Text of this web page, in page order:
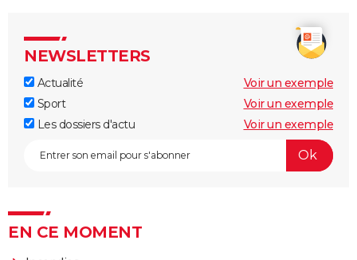
NEWSLETTERS
Actualité
Voir un exemple
Sport
Voir un exemple
Les dossiers d'actu
Voir un exemple
EN CE MOMENT